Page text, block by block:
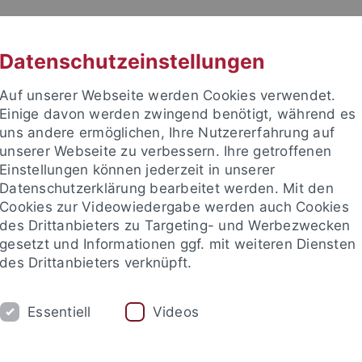
Ethik in den
PUBLIKATIONEN
Wissenschaften Materialien zur Ethik in den
Datenschutzeinstellungen
Auf unserer Webseite werden Cookies verwendet.
Einige davon werden zwingend benötigt, während es
uns andere ermöglichen, Ihre Nutzererfahrung auf
unserer Webseite zu verbessern. Ihre getroffenen
Einstellungen können jederzeit in unserer
Datenschutzerklärung bearbeitet werden. Mit den
Cookies zur Videowiedergabe werden auch Cookies
des Drittanbieters zu Targeting- und Werbezwecken
gesetzt und Informationen ggf. mit weiteren Diensten
des Drittanbieters verknüpft.
Essentiell Videos